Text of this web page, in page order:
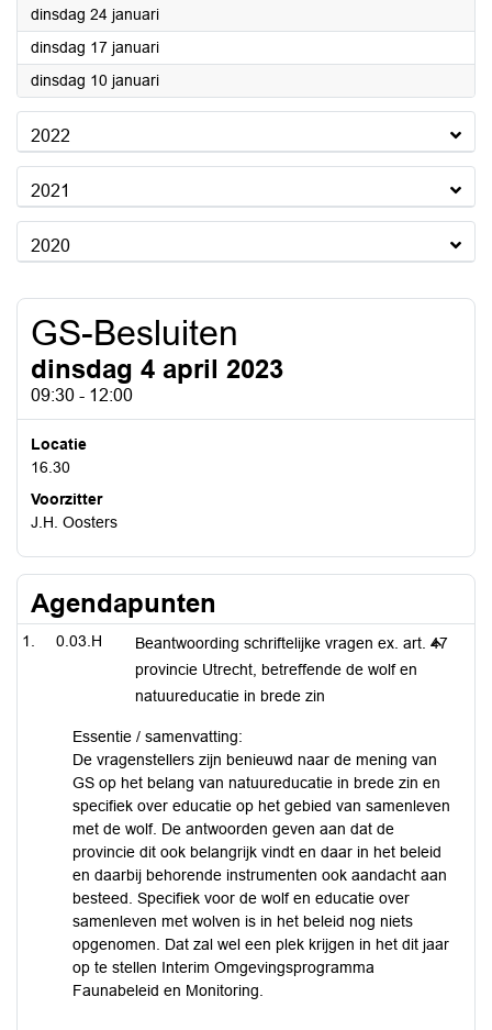
dinsdag 24 januari2023
dinsdag 17 januari2023
dinsdag 10 januari2023
2022
2021
2020
GS-Besluiten
dinsdag 4 april 2023
09:30 - 12:00
Locatie
16.30
Voorzitter
J.H. Oosters
Agendapunten
0.03.H
Beantwoording schriftelijke vragen ex. art. 47
provincie Utrecht, betreffende de wolf en
natuureducatie in brede zin
Essentie / samenvatting:
De vragenstellers zijn benieuwd naar de mening van
GS op het belang van natuureducatie in brede zin en
specifiek over educatie op het gebied van samenleven
met de wolf. De antwoorden geven aan dat de
provincie dit ook belangrijk vindt en daar in het beleid
en daarbij behorende instrumenten ook aandacht aan
besteed. Specifiek voor de wolf en educatie over
samenleven met wolven is in het beleid nog niets
opgenomen. Dat zal wel een plek krijgen in het dit jaar
op te stellen Interim Omgevingsprogramma
Faunabeleid en Monitoring.